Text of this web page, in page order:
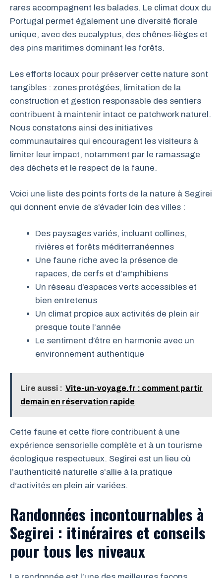
rares accompagnent les balades. Le climat doux du
Portugal permet également une diversité florale
unique, avec des eucalyptus, des chênes-lièges et
des pins maritimes dominant les forêts.
Les efforts locaux pour préserver cette nature sont
tangibles : zones protégées, limitation de la
construction et gestion responsable des sentiers
contribuent à maintenir intact ce patchwork naturel.
Nous constatons ainsi des initiatives
communautaires qui encouragent les visiteurs à
limiter leur impact, notamment par le ramassage
des déchets et le respect de la faune.
Voici une liste des points forts de la nature à Segirei
qui donnent envie de s’évader loin des villes :
Des paysages variés, incluant collines,
rivières et forêts méditerranéennes
Une faune riche avec la présence de
rapaces, de cerfs et d’amphibiens
Un réseau d’espaces verts accessibles et
bien entretenus
Un climat propice aux activités de plein air
presque toute l’année
Le sentiment d’être en harmonie avec un
environnement authentique
Lire aussi : Vite-un-voyage.fr : comment partir
demain en réservation rapide
Cette faune et cette flore contribuent à une
expérience sensorielle complète et à un tourisme
écologique respectueux. Segirei est un lieu où
l’authenticité naturelle s’allie à la pratique
d’activités en plein air variées.
Randonnées incontournables à
Segirei : itinéraires et conseils
pour tous les niveaux